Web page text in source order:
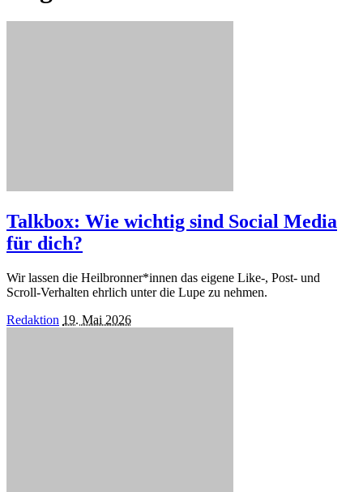
Talkbox: Wie wichtig sind Social Media
für dich?
Wir lassen die Heilbronner*innen das eigene Like-, Post- und
Scroll-Verhalten ehrlich unter die Lupe zu nehmen.
Posted
Redaktion 19. Mai 2026